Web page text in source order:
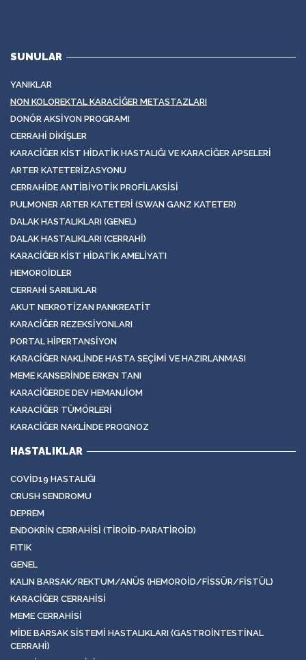
SUNULAR
YANIKLAR
NON KOLOREKTAL KARACIĞER METASTAZLARI
DONÖR AKSIYON PROGRAMI
CERRAHI DIKIŞLER
KARACIĞER KIST HIDATIK HASTALIĞI VE KARACIĞER APSELERI
ARTER KATETERIZASYONU
CERRAHIDE ANTIBIYOTIK PROFILAKSISI
PULMONER ARTER KATETERI (SWAN GANZ KATETER)
DALAK HASTALIKLARI (GENEL)
DALAK HASTALIKLARI (CERRAHI)
KARACIĞER KIST HIDATIK AMELIYATI
HEMOROIDLER
CERRAHI SARILIKLAR
AKUT NEKROTIZAN PANKREATIT
KARACIĞER REZEKSIYONLARI
PORTAL HIPERTANSIYON
KARACIĞER NAKLINDE HASTA SEÇIMI VE HAZIRLANMASI
MEME KANSERINDE ERKEN TANI
KARACIĞERDE DEV HEMANJIOM
KARACIĞER TÜMÖRLERI
KARACIĞER NAKLINDE PROGNOZ
HASTALIKLAR
COVID19 HASTALIĞI
CRUSH SENDROMU
DEPREM
ENDOKRIN CERRAHISI (TIROID-PARATIROID)
FITIK
GENEL
KALIN BARSAK/REKTUM/ANÜS (HEMOROID/FISSÜR/FISTÜL)
KARACIĞER CERRAHISI
MEME CERRAHISI
MIDE BARSAK SISTEMI HASTALIKLARI (GASTROINTESTINAL
CERRAHI)